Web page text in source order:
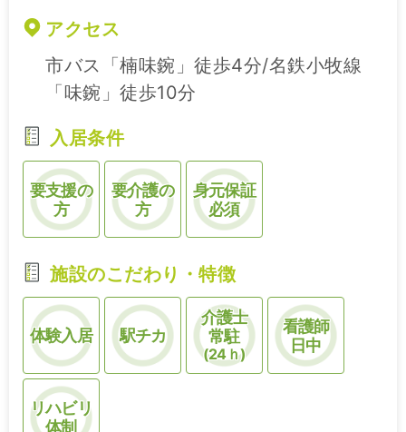
アクセス
市バス「楠味鋺」徒歩4分/名鉄小牧線
「味鋺」徒歩10分
入居条件
要支援の
方
要介護の
方
身元保証
必須
施設のこだわり・特徴
体験入居 駅チカ
介護士
常駐
(24ｈ)
看護師
日中
リハビリ
体制